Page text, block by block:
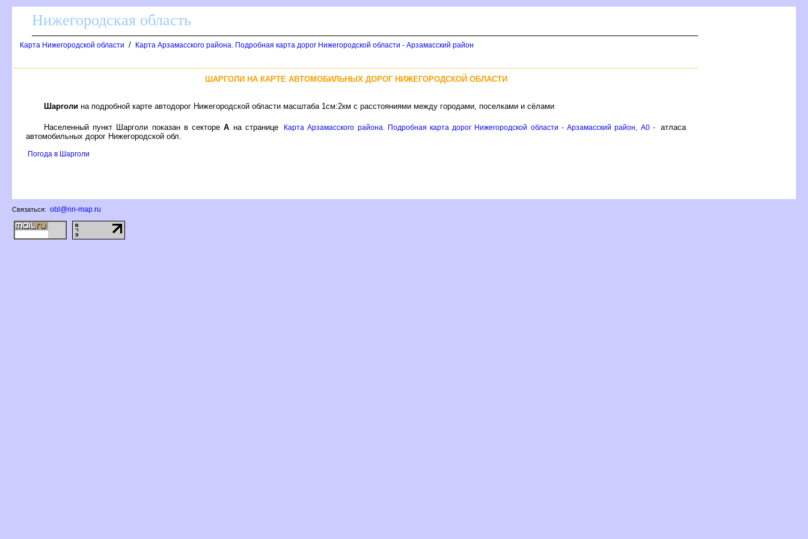
Нижегородская область
Карта Нижегородской области / Карта Арзамасского района. Подробная карта дорог Нижегородской области - Арзамасский район
ШАРГОЛИ НА КАРТЕ АВТОМОБИЛЬНЫХ ДОРОГ НИЖЕГОРОДСКОЙ ОБЛАСТИ
Шарголи на подробной карте автодорог Нижегородской области масштаба 1см:2км с расстояниями между городами, поселками и сёлами
Населенный пункт Шарголи показан в сектореА на странице Карта Арзамасского района. Подробная карта дорог Нижегородской области - Арзамасский район, A0 -
атласа
автомобильных дорог Нижегородской обл.
Погода в Шарголи
Связаться: obl@nn-map.ru